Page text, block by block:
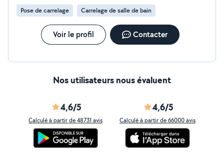
Pose de carrelage Carrelage de salle de bain
Voir le profil Contacter
Nos utilisateurs nous évaluent
4,6/5
Calculé à partir de 48731 avis
4,6/5
Calculé à partir de 66000 avis